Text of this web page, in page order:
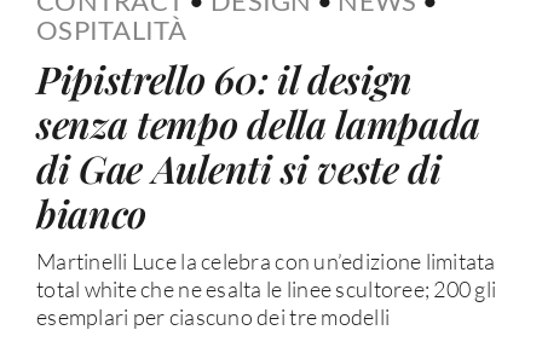
OSPITALITÀ
Pipistrello 60: il design
senza tempo della lampada
di Gae Aulenti si veste di
bianco
Martinelli Luce la celebra con un’edizione limitata
total white che ne esalta le linee scultoree; 200 gli
esemplari per ciascuno dei tre modelli